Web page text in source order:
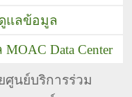
ศูนย์บริการร่วม
แลข้อมูล
Data Center